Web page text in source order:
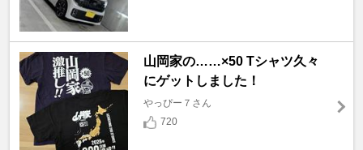
山岡家の……×50 Tシャツ久々
にゲットしました！
やっぴー７さん
720